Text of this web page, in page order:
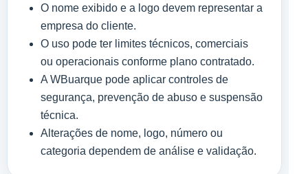
O nome exibido e a logo devem representar a
empresa do cliente.
O uso pode ter limites técnicos, comerciais
ou operacionais conforme plano contratado.
A WBuarque pode aplicar controles de
segurança, prevenção de abuso e suspensão
técnica.
Alterações de nome, logo, número ou
categoria dependem de análise e validação.